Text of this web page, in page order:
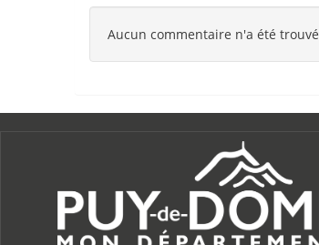
Aucun commentaire n'a été trouvé